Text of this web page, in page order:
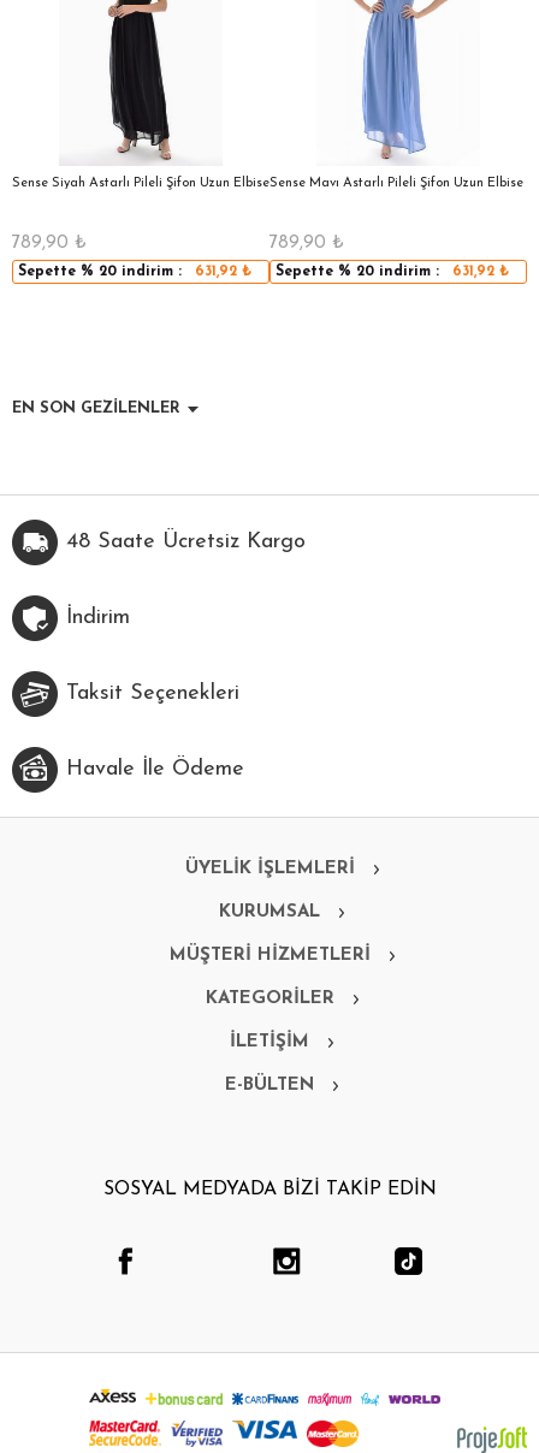
Sense Siyah Astarlı Pileli Şifon Uzun Elbise
789,90 ₺
Sepette % 20 indirim : 631,92₺
Sense Mavı Astarlı Pileli Şifon Uzun Elbise
789,90 ₺
Sepette % 20 indirim : 631,92₺
EN SON GEZİLENLER
48 Saate Ücretsiz Kargo
İndirim
Taksit Seçenekleri
Havale İle Ödeme
ÜYELİK İŞLEMLERİ
KURUMSAL
MÜŞTERİ HİZMETLERİ
KATEGORİLER
İLETİŞİM
E-BÜLTEN
SOSYAL MEDYADA BİZİ TAKİP EDİN